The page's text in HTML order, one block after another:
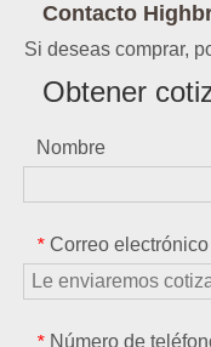
Contacto
Si deseas comprar,
Obtener
Nombre
* Correo electrónico
* Número de